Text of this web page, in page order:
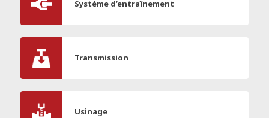
Système d’entraînement
Transmission
Usinage